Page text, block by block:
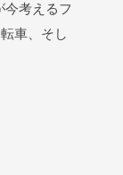
今考えるフ
車、そし